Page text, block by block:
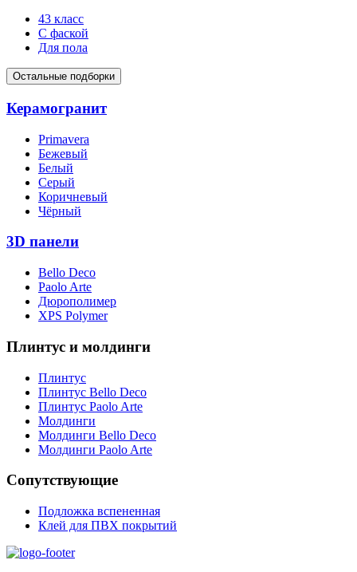
43 класс
С фаской
Для пола
Остальные подборки
Керамогранит
Primavera
Бежевый
Белый
Серый
Коричневый
Чёрный
3D панели
Bello Deco
Paolo Arte
Дюрополимер
XPS Polymer
Плинтус и молдинги
Плинтус
Плинтус Bello Deco
Плинтус Paolo Arte
Молдинги
Молдинги Bello Deco
Молдинги Paolo Arte
Сопутствующие
Подложка вспененная
Клей для ПВХ покрытий